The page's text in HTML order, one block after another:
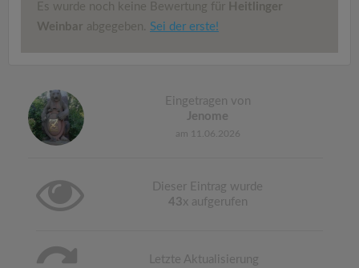
Es wurde noch keine Bewertung für Heitlinger
Weinbar abgegeben. Sei der erste!
Eingetragen von
Jenome
am 11.06.2026
Dieser Eintrag wurde
43x aufgerufen
Letzte Aktualisierung